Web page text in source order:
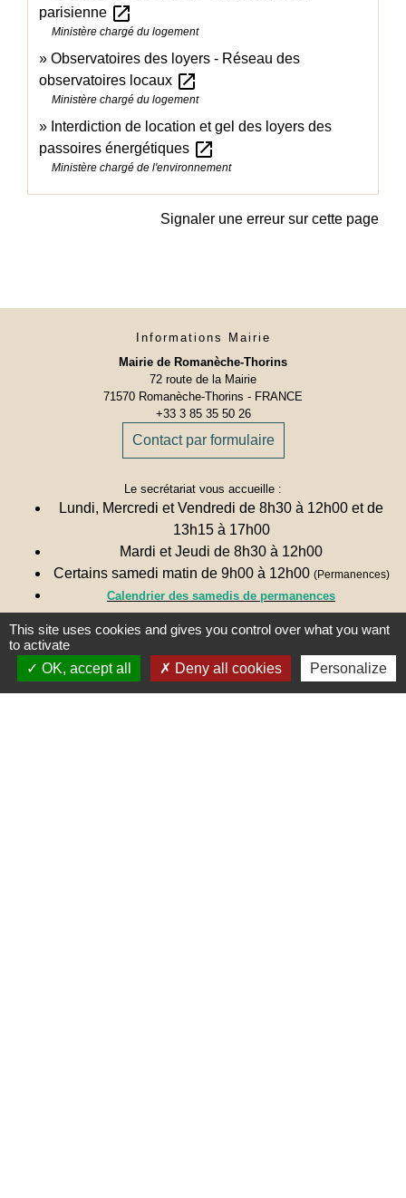
parisienne open_in_new
Ministère chargé du logement
Observatoires des loyers - Réseau des
observatoires locaux open_in_new
Ministère chargé du logement
Interdiction de location et gel des loyers des
passoires énergétiques open_in_new
Ministère chargé de l'environnement
Signaler une erreur sur cette page
Informations Mairie
Mairie de Romanèche-Thorins
72 route de la Mairie
71570 Romanèche-Thorins - FRANCE
+33 3 85 35 50 26
Contact par formulaire
Le secrétariat vous accueille :
Lundi, Mercredi et Vendredi de 8h30 à 12h00 et de
13h15 à 17h00
Mardi et Jeudi de 8h30 à 12h00
Certains samedi matin de 9h00 à 12h00 (Permanences)
Calendrier des samedis de permanences
N'hésitez pas à nous écrire 🖋
This site uses cookies and gives you control over what you want
to activate
OK, accept all
Deny all cookies Personalize